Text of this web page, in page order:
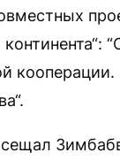
кооперации.